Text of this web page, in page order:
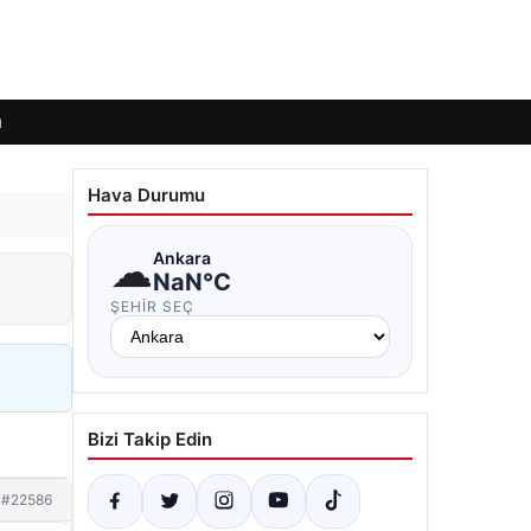
#22586
Hava Durumu
☁Ankara
NaN°C
ŞEHIR SEÇ
Bizi Takip Edin